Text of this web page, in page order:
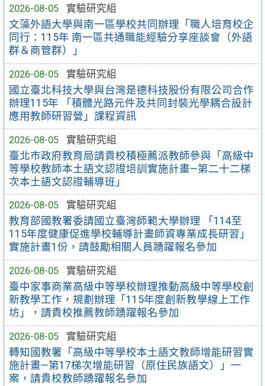
2026-08-05
實驗研究組
文藻外語大學與南一區學校共同辦理「職人培育校企
同行：115年 南一區共通職能經驗分享座談會（外語
群＆商管群）」
2026-08-05
實驗研究組
國立臺北科技大學與台灣是德科技股份有限公司合作
辦理115年 「積體光路元件及共同封裝光學耦合設計
應用教師研習營」課程資訊
2026-08-05
實驗研究組
臺北市政府教育局請貴校積極薦派教師參與「高級中
等學校教師本土語文認證培訓實施計畫—第二十二梯
次本土語文認證輔導班」
2026-08-05
實驗研究組
教育部國教署委請國立臺灣師範大學辦理 「114至
115年度健康促進學校輔導計畫師資專業成長研習」
實施計畫1份，請鼓勵相關人員踴躍報名參加
2026-08-05
實驗研究組
臺中家事商業高級中等學校辦理推動高級中等學校創
新教學工作，規劃辦理「115年度創新教學線上工作
坊」，請貴校推薦教師踴躍報名參加
2026-08-05
實驗研究組
轉知國教署「高級中等學校本土語文教師增能研習實
施計畫—第17梯次增能研習（原住民族語文）」一
案，請貴校教師踴躍報名參加